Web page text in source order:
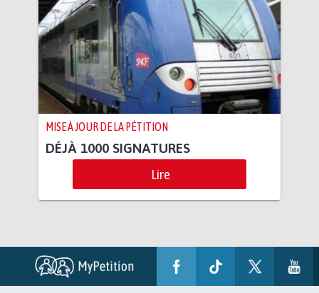
MISE À JOUR DE LA PÉTITION
DÉJÀ 1000 SIGNATURES
Lire